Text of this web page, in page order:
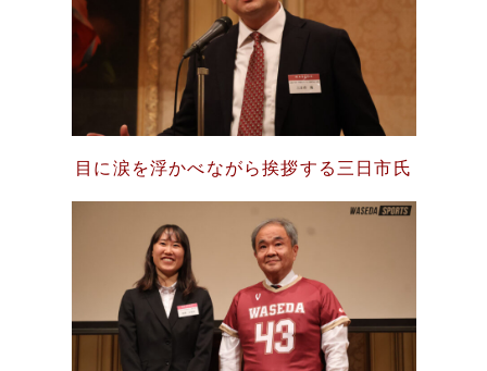
目に涙を浮かべながら挨拶する三日市氏